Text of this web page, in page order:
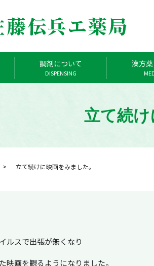
調剤について
DISPENSING
漢方
立て続け
立て続けに映画をみました。
ルスで出張が無くなり
映画を観るようになりました。